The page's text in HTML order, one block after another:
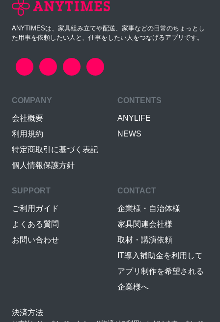
ANYTIMESは、家具組み立てや配送、家事などの日常のちょっとし
た用事を依頼したい人と、仕事をしたい人をつなげるアプリです。
COMPANY
会社概要
利用規約
特定商取引に基づく表記
個人情報保護方針
CONTENTS
ANYLIFE
NEWS
SUPPORT
ご利用ガイド
よくある質問
お問い合わせ
CONTACT
企業様・自治体様
家具関連会社様
取材・講演依頼
IT導入補助金を利用して
アプリ制作を希望される
企業様へ
決済方法